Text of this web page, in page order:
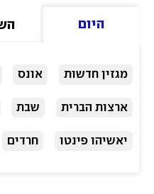
היום
מגזין חדשות אונס
ארצות הברית שבת
יאשיהו פינטו חרדים